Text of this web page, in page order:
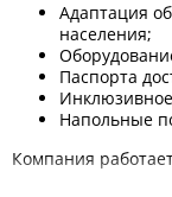
Адаптация
населения;
Паспорта
Напольные
Компания